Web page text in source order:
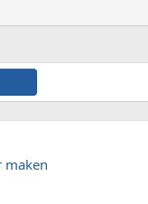
maken